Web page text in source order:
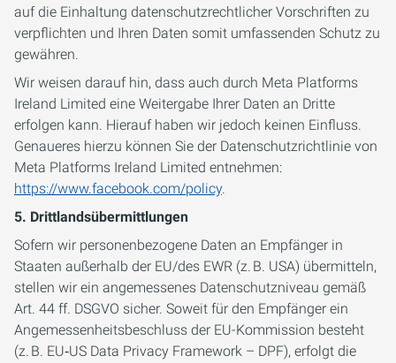
auf die Einhaltung datenschutzrechtlicher Vorschriften zu
verpflichten und Ihren Daten somit umfassenden Schutz zu
gewähren.
Wir weisen darauf hin, dass auch durch Meta Platforms
Ireland Limited eine Weitergabe Ihrer Daten an Dritte
erfolgen kann. Hierauf haben wir jedoch keinen Einfluss.
Genaueres hierzu können Sie der Datenschutzrichtlinie von
Meta Platforms Ireland Limited entnehmen:
https://www.facebook.com/policy.
5. Drittlandsübermittlungen
Sofern wir personenbezogene Daten an Empfänger in
Staaten außerhalb der EU/des EWR (z. B. USA) übermitteln,
stellen wir ein angemessenes Datenschutzniveau gemäß
Art. 44 ff. DSGVO sicher. Soweit für den Empfänger ein
Angemessenheitsbeschluss der EU-Kommission besteht
(z. B. EU‑US Data Privacy Framework – DPF), erfolgt die